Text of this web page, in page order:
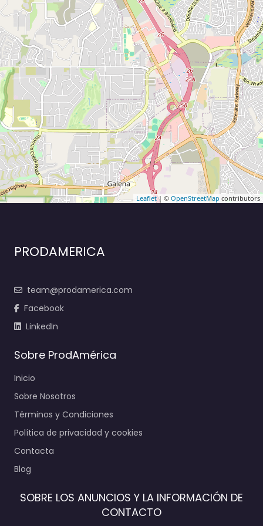
Leaflet| © OpenStreetMap contributors
PRODAMERICA
team@prodamerica.com
Facebook
LinkedIn
Sobre ProdAmérica
Inicio
Sobre Nosotros
Términos y Condiciones
Política de privacidad y cookies
Contacta
Blog
SOBRE LOS ANUNCIOS Y LA INFORMACIÓN DE
CONTACTO